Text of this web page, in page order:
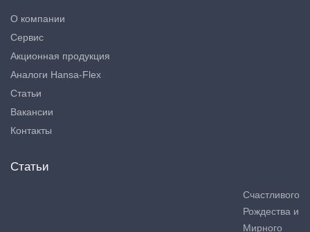
О компании
Сервис
Акционная продукция
Аналоги Hansa-Flex
Статьи
Вакансии
Контакты
Статьи
Счастливого
Рождества и
Мирного